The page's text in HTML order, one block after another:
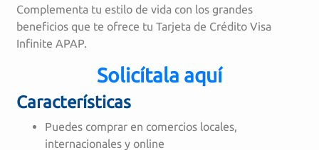
Complementa tu estilo de vida con los grandes
beneficios que te ofrece tu Tarjeta de Crédito Visa
Infinite APAP.
Solicítala aquí
Características
Puedes comprar en comercios locales,
internacionales y online